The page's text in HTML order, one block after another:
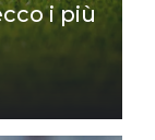
i più